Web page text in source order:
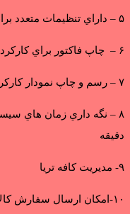
۵ – داراي تنظيمات متعدد براي شرايط خاص
۶ – چاپ فاكتور براي كاركرد هر سيستم
۷ – رسم و چاپ نمودار كاركرد هر سيستم
دقيقه
۹- مدیریت کافه تریا
۱۰-امکان ارسال سفارش